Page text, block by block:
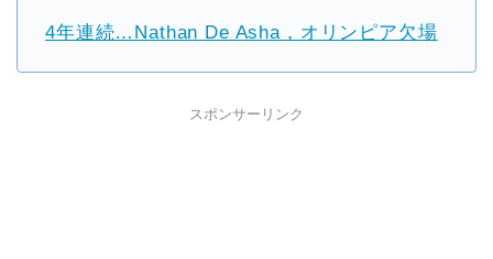
4年連続…Nathan De Asha，オリンピア欠場
スポンサーリンク